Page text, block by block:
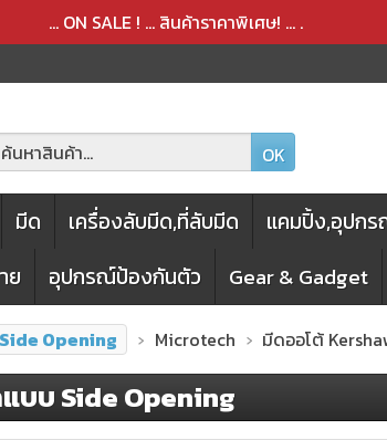
... ON SALE ! ... สินค้าราคาพิเศษ! ... .
OK
มีด เครื่องลับมีด,ที่ลับมีด แคมปิ้ง,อุปก
ย อุปกรณ์ป้องกันตัว Gear & Gadget
Opening Microtech มีดออโต้
บบ Side Opening
สินค้าได้เพิ่มลงในตะกร้าเรียบร้อยแล้ว
สินค้าได้ถูกลบออกจากตะกร้าเรียบร้อยแล้ว